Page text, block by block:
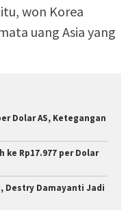
won Korea
uang Asia yang
Dolar AS, Ketegangan
ke Rp17.977 per Dolar
Destry Damayanti Jadi